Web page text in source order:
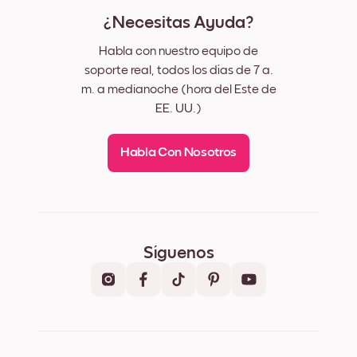
¿Necesitas Ayuda?
Habla con nuestro equipo de
soporte real, todos los días de 7 a.
m. a medianoche (hora del Este de
EE. UU.)
Habla Con Nosotros
Síguenos